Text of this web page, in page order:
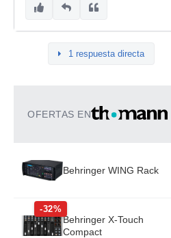
1 respuesta directa
OFERTAS EN
Behringer WING Rack
-32%
Behringer X-Touch
Compact